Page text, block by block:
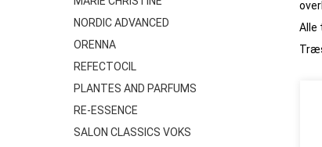
NORDIC ADVANCED
ORENNA
REFECTOCIL
PLANTES AND PARFUMS
RE-ESSENCE
SALON CLASSICS VOKS
Alle